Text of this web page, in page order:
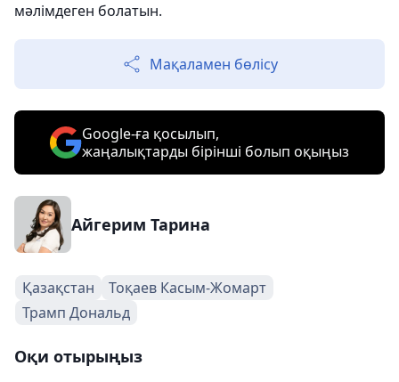
мәлімдеген болатын.
Мақаламен бөлісу
Google-ға қосылып,
жаңалықтарды бірінші болып оқыңыз
Айгерим Тарина
Қазақстан
Тоқаев Касым-Жомарт
Трамп Дональд
Оқи отырыңыз